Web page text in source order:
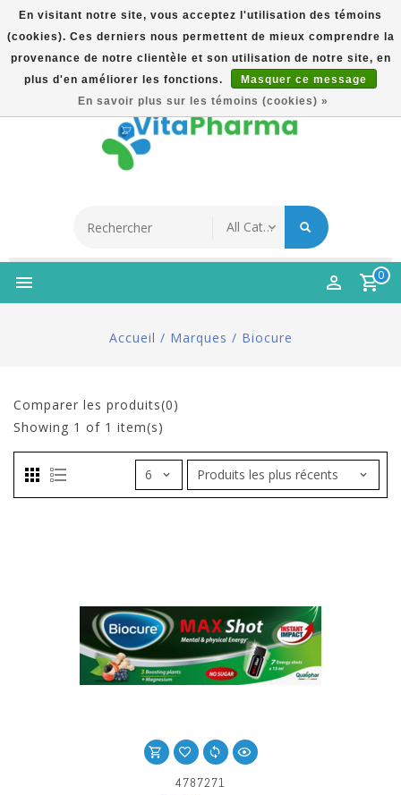
5% Korting Na Aanmelding Op Nieuwsbrief | Gratis
Verzending Vanaf €49 | Online Sinds 2007
Français
0
Accueil / Marques / Biocure
Comparer les produits(0)
Showing 1 of 1 item(s)
4787271
En visitant notre site, vous acceptez l'utilisation des témoins
(cookies). Ces derniers nous permettent de mieux comprendre la
provenance de notre clientèle et son utilisation de notre site, en
plus d'en améliorer les fonctions.
Masquer ce message
En savoir plus sur les témoins (cookies) »